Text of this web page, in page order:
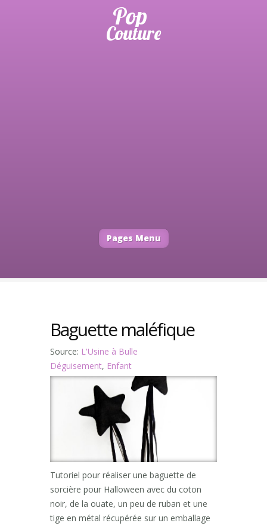
Pages Menu
Baguette maléfique
Source: L'Usine à Bulle
Déguisement, Enfant
Tutoriel pour réaliser une baguette de
sorcière pour Halloween avec du coton
noir, de la ouate, un peu de ruban et une
tige en métal récupérée sur un emballage